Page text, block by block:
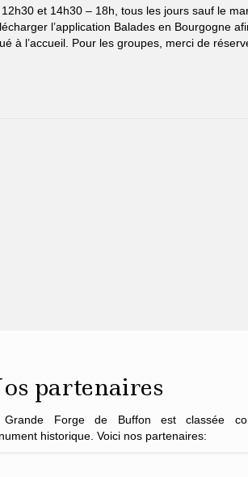
et 14h30 – 18h, tous les jours sauf le
l’application Balades en Bourgogne
à l’accueil. Pour les groupes, merci de
partenaires
Forge de Buffon est classée
historique. Voici nos partenaires: